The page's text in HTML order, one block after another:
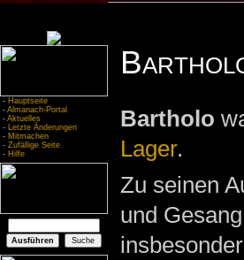
- Hauptseite
- Almanach-Portal
- Aktuelles
- Letzte Änderungen
- Mitmachen
- Zufällige Seite
- Hilfe
Bartholo
Lager.
Zu seinen
und